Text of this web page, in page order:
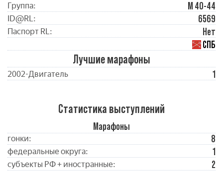
Группа: М 40-44
ID@RL: 6569
Паспорт RL:
Нет
СПБ
Лучшие марафоны
2002-Двигатель 1
Статистика выступлений
Марафоны
гонки: 8
федеральные округа: 1
субъекты РФ + иностранные: 2